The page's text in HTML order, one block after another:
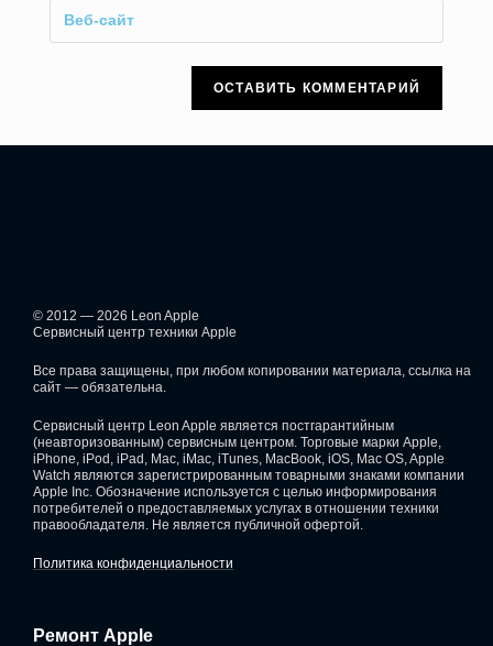
© 2012 — 2026 Leon Apple
Сервисный центр техники Apple
Все права защищены, при любом копировании материала, ссылка на
сайт — обязательна.
Сервисный центр Leon Apple является постгарантийным
(неавторизованным) сервисным центром. Торговые марки Apple,
iPhone, iPod, iPad, Mac, iMac, iTunes, MacBook, iOS, Mac OS, Apple
Watch являются зарегистрированным товарными знаками компании
Apple Inc. Обозначение используется с целью информирования
потребителей о предоставляемых услугах в отношении техники
правообладателя. Не является публичной офертой.
Политика конфиденциальности
Ремонт Apple